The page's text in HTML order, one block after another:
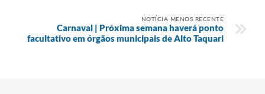
NOTÍCIA MENOS RECENTE
Carnaval | Próxima semana haverá ponto
facultativo em órgãos municipais de Alto Taquari